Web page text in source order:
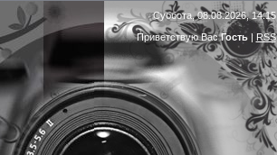
Суббота, 08.08.2026, 14:15
Приветствую ВасГость| RSS